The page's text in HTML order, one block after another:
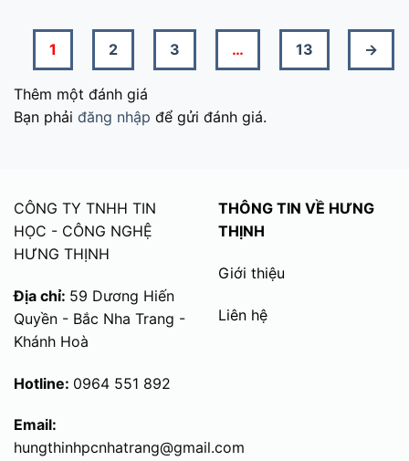
1 2 3 … 13 →
Thêm một đánh giá
Bạn phải đăng nhập để gửi đánh giá.
CÔNG TY TNHH TIN
HỌC - CÔNG NGHỆ
HƯNG THỊNH
Địa chỉ: 59 Dương Hiến
Quyền - Bắc Nha Trang -
Khánh Hoà
Hotline: 0964 551 892
Email:
hungthinhpcnhatrang@gmail.com
THÔNG TIN VỀ HƯNG
THỊNH
Giới thiệu
Liên hệ